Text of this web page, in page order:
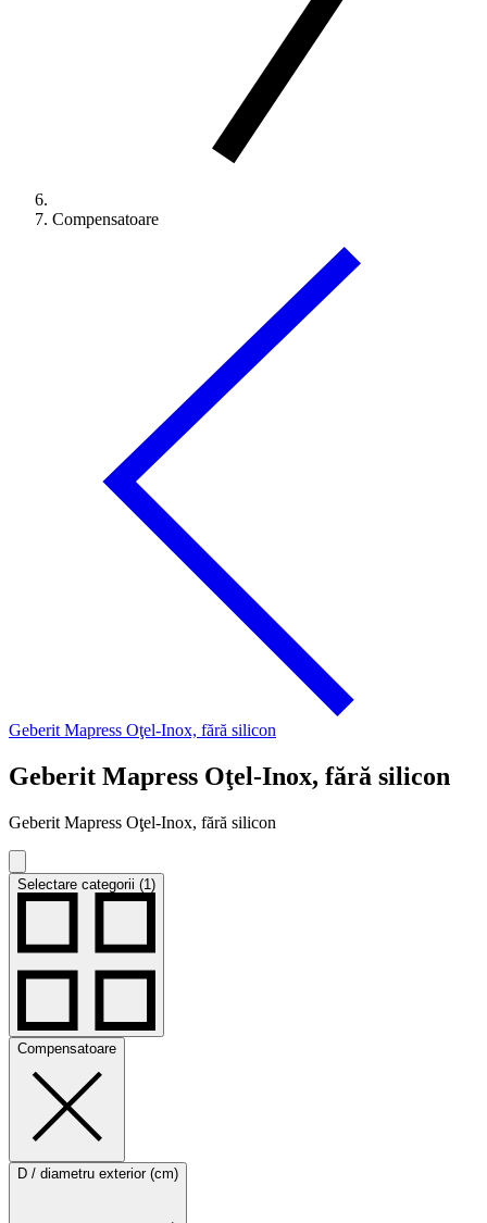
Compensatoare
Geberit Mapress Oţel-Inox, fără silicon
Geberit Mapress Oţel-Inox, fără silicon
Geberit Mapress Oţel-Inox, fără silicon
Selectare categorii (1)
Compensatoare
D / diametru exterior (cm)